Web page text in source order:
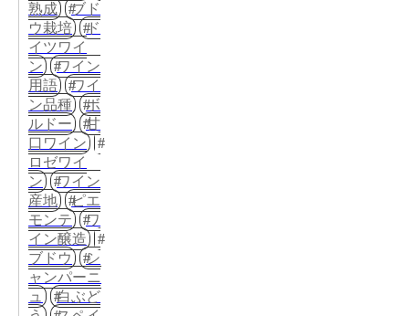
熟成
ブド
ウ栽培
ド
イツワイ
ン
ワイン
用語
ワイ
ン品種
ボ
ルドー
甘
口ワイン
ロゼワイ
ン
ワイン
産地
ピエ
モンテ
ワ
イン醸造
ブドウ
シ
ャンパーニ
ュ
白ぶど